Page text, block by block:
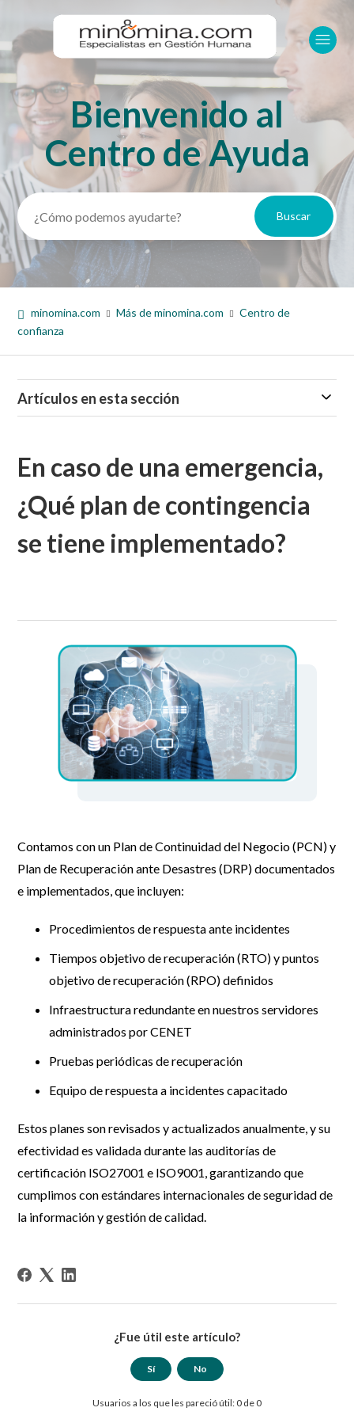
BúsquedaBienvenido al
Centro de Ayuda
minomina.com Más de minomina.com
Centro de
confianza
Artículos en esta sección
En caso de una emergencia,
¿Qué plan de contingencia
se tiene implementado?
Contamos con un Plan de Continuidad del Negocio (PCN) y
Plan de Recuperación ante Desastres (DRP) documentados
e implementados, que incluyen:
Procedimientos de respuesta ante incidentes
Tiempos objetivo de recuperación (RTO) y puntos
objetivo de recuperación (RPO) definidos
Infraestructura redundante en nuestros servidores
administrados por CENET
Pruebas periódicas de recuperación
Equipo de respuesta a incidentes capacitado
Estos planes son revisados y actualizados anualmente, y su
efectividad es validada durante las auditorías de
certificación ISO27001 e ISO9001, garantizando que
cumplimos con estándares internacionales de seguridad de
la información y gestión de calidad.
¿Fue útil este artículo?
Sí No
Usuarios a los que les pareció útil: 0 de 0